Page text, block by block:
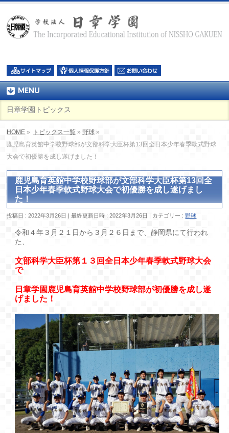
MENU
日章学園トピックス
HOME » トピックス一覧 »野球 »
鹿児島育英館中学校野球部が文部科学大臣杯第13回全日本少年春季軟式野球
大会で初優勝を成し遂げました！
鹿児島育英館中学校野球部が文部科学大臣杯第13回全
日本少年春季軟式野球大会で初優勝を成し遂げまし
た！
投稿日 : 2022年3月26日 最終更新日時 : 2022年3月26日 カテゴリー :野球
令和４年３月２１日から３月２６日まで、静岡県にて行われ
た、
文部科学大臣杯第１３回全日本少年春季軟式野球大会
で
日章学園鹿児島育英館中学校野球部が初優勝を成し遂
げました！